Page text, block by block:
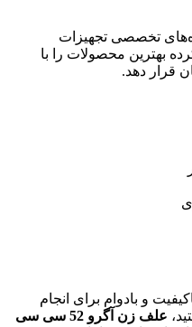
تخصصی تجهیزات
بهترین محصولات را با
قرار دهد.
و بادوام برای انجام
علف زن آگرو 52 سی سی